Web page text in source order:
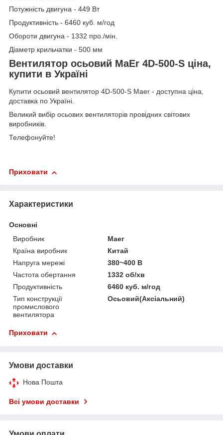
Потужність двигуна - 449 Вт
Продуктивність - 6460 куб. м/год
Обороти двигуна - 1332 про./мін.
Діаметр крильчатки - 500 мм
Вентилятор осьовий MaEr 4D-500-S ціна,
купити в Україні
Купити осьовий вентилятор 4D-500-S Maer - доступна ціна,
доставка по Україні.
Великий вибір осьових вентиляторів провідних світових
виробників.
Телефонуйте!
Приховати
Характеристики
Основні
Виробник
Maer
Країна виробник
Китай
Напруга мережі
380~400 В
Частота обертання
1332 об/хв
Продуктивність
6460 куб. м/год
Тип конструкції
промислового
вентилятора
Осьовий(Аксіальний)
Приховати
Умови доставки
Нова Пошта
Всі умови доставки